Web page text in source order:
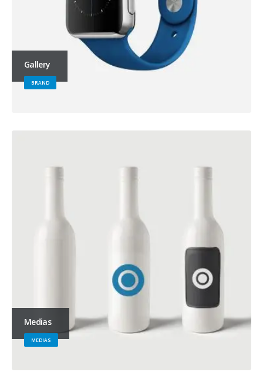
Gallery
BRAND
Medias
MEDIAS